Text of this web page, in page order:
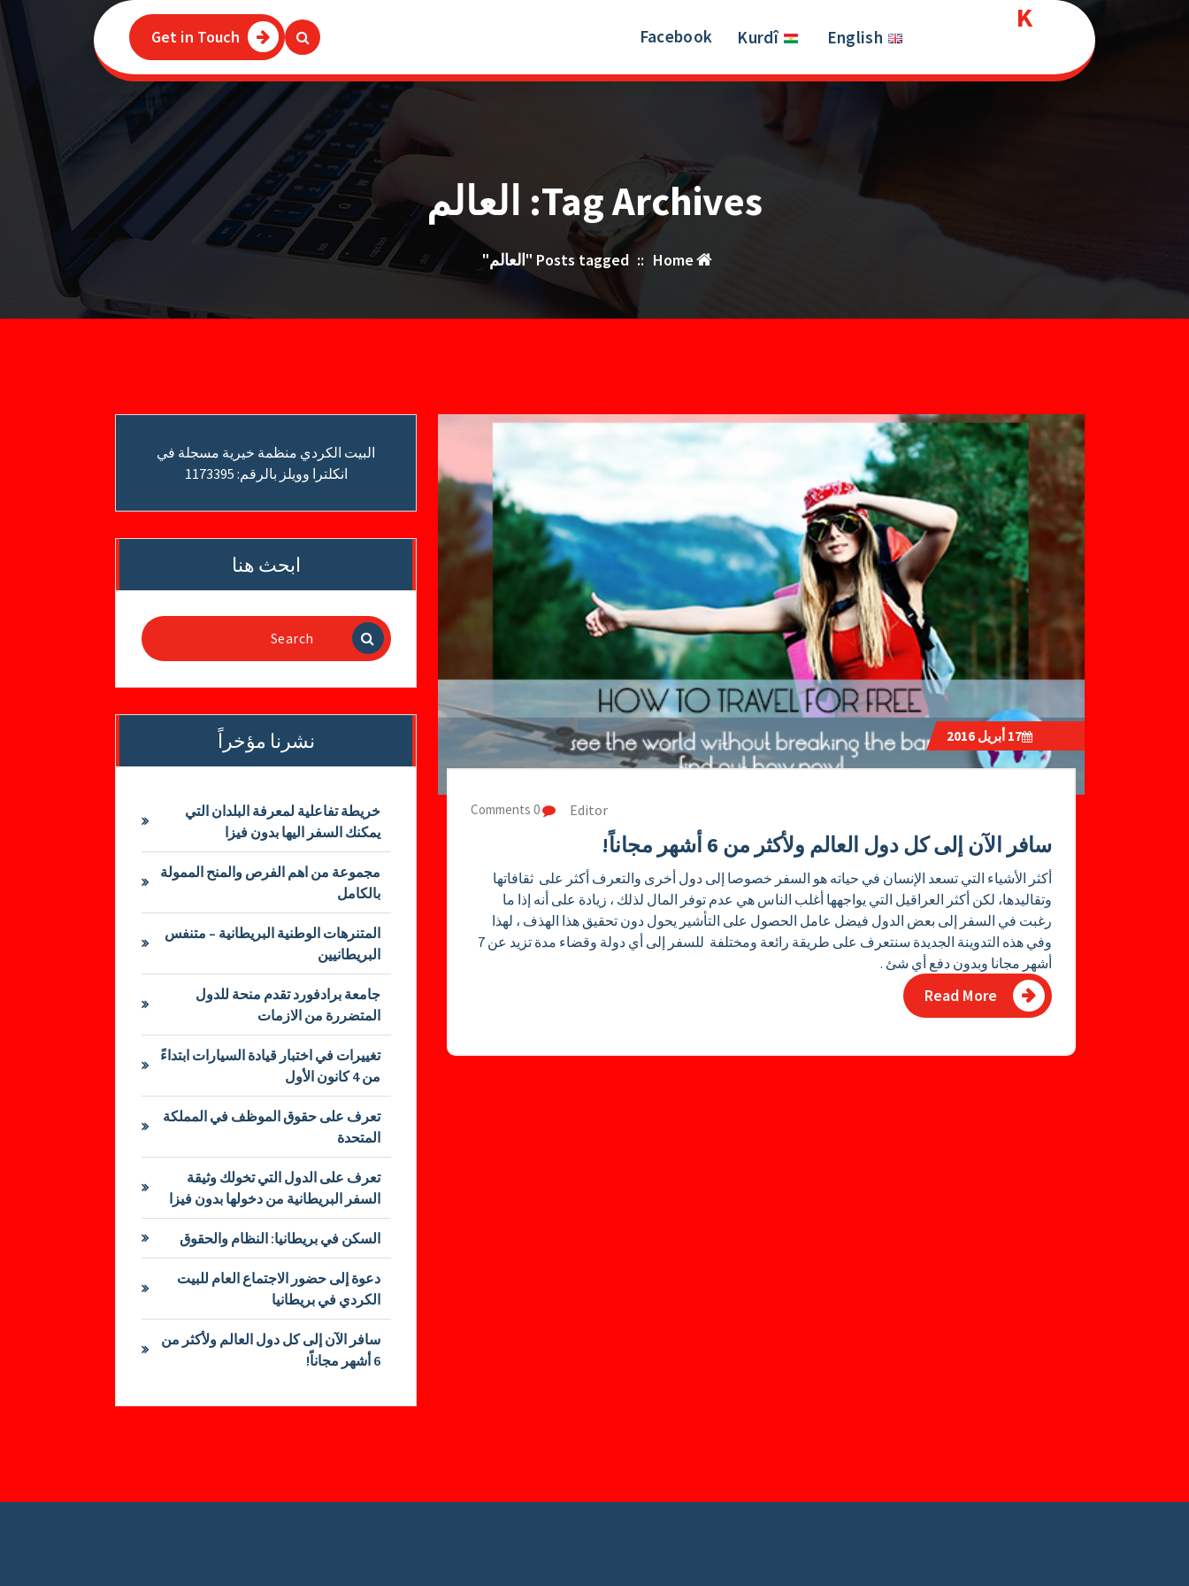
Kurds
English
Kurdî
Facebook
Get in Touch
Tag Archives: العالم
Home
:: Posts tagged "العالم"
17 أبريل 2016
Editor
0 Comments
سافر الآن إلى كل دول العالم ولأكثر من 6 أشهر مجاناً!
أكثر الأشياء التي تسعد الإنسان في حياته هو السفر خصوصا إلى دول أخرى والتعرف أكثر على ثقافاتها
وتقاليدها، لكن أكثر العراقيل التي يواجهها أغلب الناس هي عدم توفر المال لذلك ، زيادة على أنه إذا ما
رغبت في السفر إلى بعض الدول فيضل عامل الحصول على التأشير يحول دون تحقيق هذا الهذف ، لهذا
وفي هذه التدوينة الجديدة سنتعرف على طريقة رائعة ومختلفة للسفر إلى أي دولة وقضاء مدة تزيد عن 7
أشهر مجانا وبدون دفع أي شئ .
Read More
البيت الكردي منظمة خيرية مسجلة في
انكلترا وويلز بالرقم: 1173395
ابحث هنا
Search
for:
نشرنا مؤخراً
خريطة تفاعلية لمعرفة البلدان التي
يمكنك السفر اليها بدون فيزا
مجموعة من اهم الفرص والمنح الممولة
بالكامل
المتنرهات الوطنية البريطانية – متنفس
البريطانيين
جامعة برادفورد تقدم منحة للدول
المتضررة من الازمات
تغييرات في اختبار قيادة السيارات ابتداءً
من 4 كانون الأول
تعرف على حقوق الموظف في المملكة
المتحدة
تعرف على الدول التي تخولك وثيقة
السفر البريطانية من دخولها بدون فيزا
السكن في بريطانيا: النظام والحقوق
دعوة إلى حضور الاجتماع العام للبيت
الكردي في بريطانيا
سافر الآن إلى كل دول العالم ولأكثر من
6 أشهر مجاناً!